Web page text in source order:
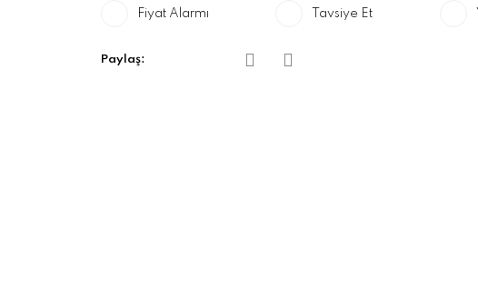
Fiyat Alarmı Tavsiye Et
Paylaş: